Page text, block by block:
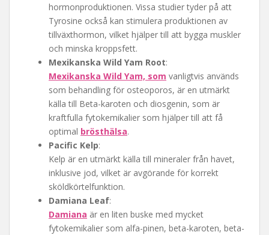
hormonproduktionen. Vissa studier tyder på att
Tyrosine också kan stimulera produktionen av
tillväxthormon, vilket hjälper till att bygga muskler
och minska kroppsfett.
Mexikanska Wild Yam Root:
Mexikanska Wild Yam, som vanligtvis används
som behandling för osteoporos, är en utmärkt
källa till Beta-karoten och diosgenin, som är
kraftfulla fytokemikalier som hjälper till att få
optimal brösthälsa.
Pacific Kelp:
Kelp är en utmärkt källa till mineraler från havet,
inklusive jod, vilket är avgörande för korrekt
sköldkörtelfunktion.
Damiana Leaf:
Damiana är en liten buske med mycket
fytokemikalier som alfa-pinen, beta-karoten, beta-